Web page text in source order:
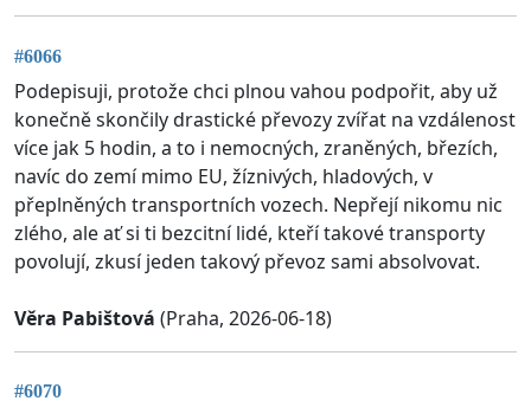
#6066
Podepisuji, protože chci plnou vahou podpořit, aby už
konečně skončily drastické převozy zvířat na vzdálenost
více jak 5 hodin, a to i nemocných, zraněných, březích,
navíc do zemí mimo EU, žíznivých, hladových, v
přeplněných transportních vozech. Nepřejí nikomu nic
zlého, ale ať si ti bezcitní lidé, kteří takové transporty
povolují, zkusí jeden takový převoz sami absolvovat.
Věra Pabištová (Praha, 2026-06-18)
#6070